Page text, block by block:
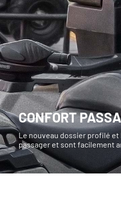
CONFORT
Le nouveau dossier profilé
passager et sont facilement